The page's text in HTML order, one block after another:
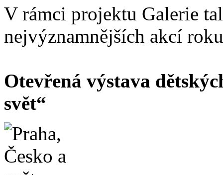
V rámci projektu Galerie
nejvýznamnějších akcí
Otevřená výstava
svět“